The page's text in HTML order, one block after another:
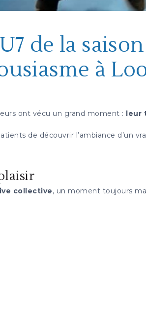
de la
à
ont vécu un grand moment : leur
de découvrir l’ambiance d’un
collective, un moment toujours